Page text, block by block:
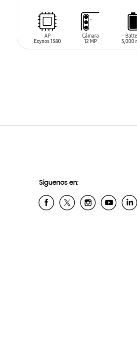
SIN
Síguenos en: